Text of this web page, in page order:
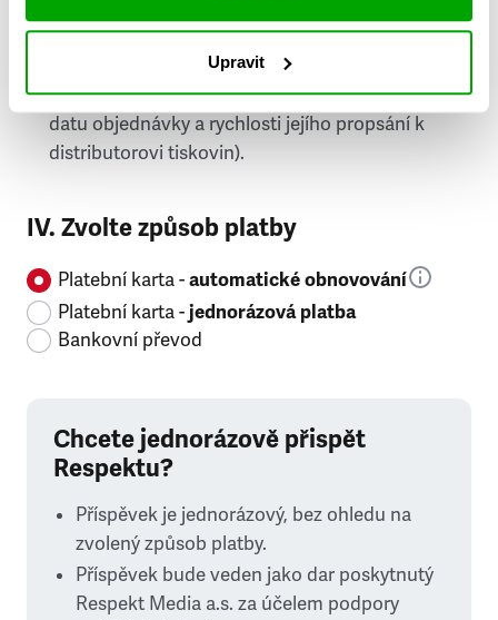
Upravit
doručování týdeníku Respekt v tištěné verzi, na
první vydání ve vaší schránce se můžete těšit
příští, nejpozději přespříští týden (v závislosti na
datu objednávky a rychlosti jejího propsání k
distributorovi tiskovin).
IV. Zvolte způsob platby
Platební karta -automatické obnovování
Platební karta -jednorázová platba
Bankovní převod
Chcete jednorázově přispět
Respektu?
Příspěvek je jednorázový, bez ohledu na
zvolený způsob platby.
Příspěvek bude veden jako dar poskytnutý
Respekt Media a.s. za účelem podpory